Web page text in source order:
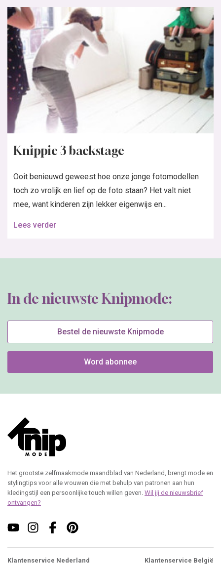
Knippie 3 backstage
Ooit benieuwd geweest hoe onze jonge fotomodellen
toch zo vrolijk en lief op de foto staan? Het valt niet
mee, want kinderen zijn lekker eigenwijs en...
Lees verder
In de nieuwste Knipmode:
Bestel de nieuwste Knipmode
Word abonnee
Het grootste zelfmaakmode maandblad van Nederland, brengt mode en
stylingtips voor alle vrouwen die met behulp van patronen aan hun
kledingstijl een persoonlijke touch willen geven. Wil jij de nieuwsbrief
ontvangen?
Klantenservice Nederland
Klantenservice België